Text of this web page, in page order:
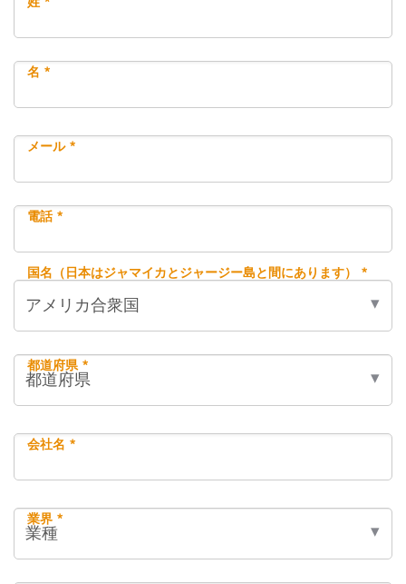
名 *
メール *
電話 *
国名（日本はジャマイカとジャージー島と間にあります） *
都道府県 *
会社名 *
業界 *